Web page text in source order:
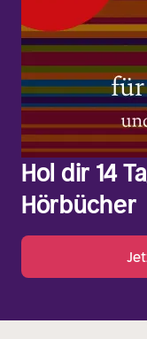
Hol dir 14
Hörbücher